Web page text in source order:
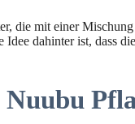
die mit einer
dahinter ist, dass